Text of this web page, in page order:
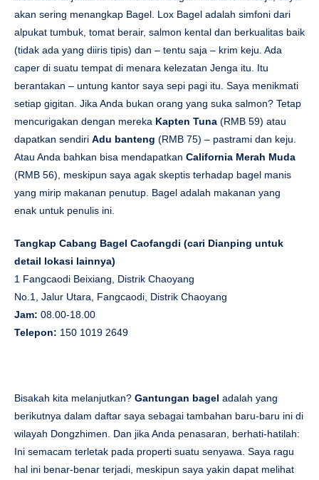
akan sering menangkap Bagel. Lox Bagel adalah simfoni dari
alpukat tumbuk, tomat berair, salmon kental dan berkualitas baik
(tidak ada yang diiris tipis) dan – tentu saja – krim keju. Ada
caper di suatu tempat di menara kelezatan Jenga itu. Itu
berantakan – untung kantor saya sepi pagi itu. Saya menikmati
setiap gigitan. Jika Anda bukan orang yang suka salmon? Tetap
mencurigakan dengan mereka Kapten Tuna (RMB 59) atau
dapatkan sendiri Adu banteng (RMB 75) – pastrami dan keju.
Atau Anda bahkan bisa mendapatkan California Merah Muda
(RMB 56), meskipun saya agak skeptis terhadap bagel manis
yang mirip makanan penutup. Bagel adalah makanan yang
enak untuk penulis ini.
Tangkap Cabang Bagel Caofangdi (cari Dianping untuk
detail lokasi lainnya)
1 Fangcaodi Beixiang, Distrik Chaoyang
No.1, Jalur Utara, Fangcaodi, Distrik Chaoyang
Jam: 08.00-18.00
Telepon: 150 1019 2649
Bisakah kita melanjutkan? Gantungan bagel adalah yang
berikutnya dalam daftar saya sebagai tambahan baru-baru ini di
wilayah Dongzhimen. Dan jika Anda penasaran, berhati-hatilah:
Ini semacam terletak pada properti suatu senyawa. Saya ragu
hal ini benar-benar terjadi, meskipun saya yakin dapat melihat